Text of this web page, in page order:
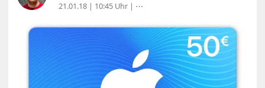
21.01.18 | 10:45 Uhr | ⋯